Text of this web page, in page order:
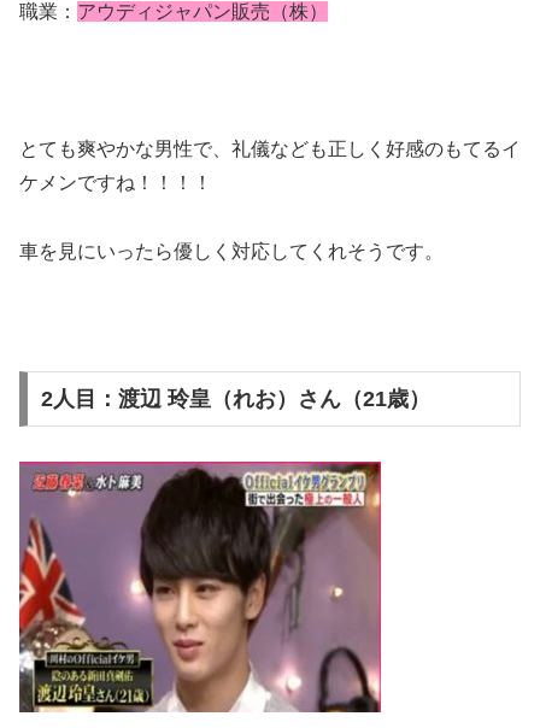
職業： アウディジャパン販売（株）
とても爽やかな男性で、礼儀なども正しく好感のもてるイ
ケメンですね！！！！
車を見にいったら優しく対応してくれそうです。
2人目：渡辺 玲皇（れお）さん（21歳）